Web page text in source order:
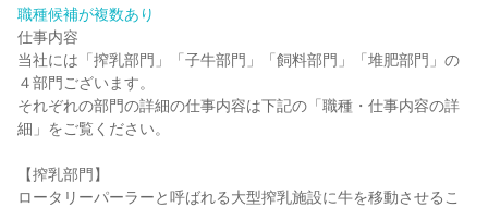
職種候補が複数あり
仕事内容
当社には「搾乳部門」「子牛部門」「飼料部門」「堆肥部門」の
４部門ございます。
それぞれの部門の詳細の仕事内容は下記の「職種・仕事内容の詳
細」をご覧ください。
【搾乳部門】
ロータリーパーラーと呼ばれる大型搾乳施設に牛を移動させるこ